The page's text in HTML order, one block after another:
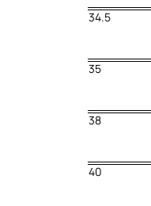
34.5
35
38
40